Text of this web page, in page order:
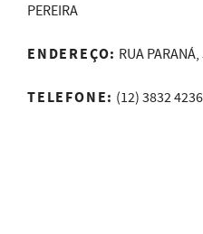
PEREIRA
ENDEREÇO: RUA
TELEFONE: (12) 3832 4236